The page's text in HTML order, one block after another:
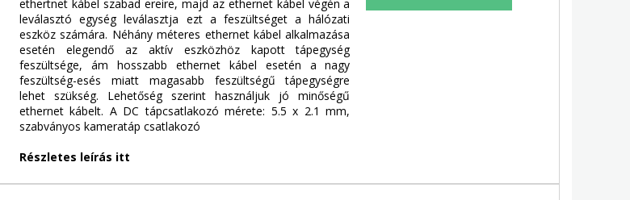
ethertnet kábel szabad ereire, majd az ethernet kábel végén a
leválasztó egység leválasztja ezt a feszültséget a hálózati
eszköz számára. Néhány méteres ethernet kábel alkalmazása
esetén elegendő az aktív eszközhöz kapott tápegység
feszültsége, ám hosszabb ethernet kábel esetén a nagy
feszültség-esés miatt magasabb feszültségű tápegységre
lehet szükség. Lehetőség szerint használjuk jó minőségű
ethernet kábelt. A DC tápcsatlakozó mérete: 5.5 x 2.1 mm,
szabványos kameratáp csatlakozó
Részletes leírás itt